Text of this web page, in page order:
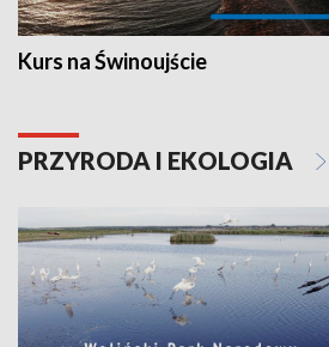
Kurs na Świnoujście
PRZYRODA I EKOLOGIA